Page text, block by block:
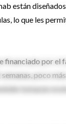
están
lo que les
financiado por
poco
tomaran